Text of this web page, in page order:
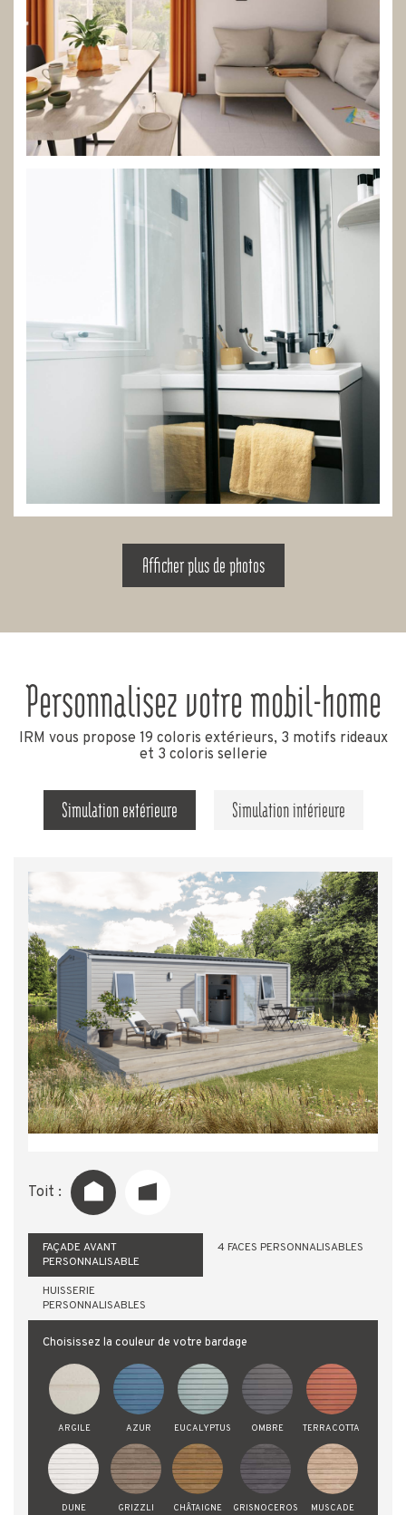
Afficher plus de photos
Personnalisez votre mobil-home
IRM vous propose 19 coloris extérieurs, 3 motifs rideaux
et 3 coloris sellerie
Simulation extérieure Simulation intérieure
Toit :
FAÇADE AVANT
PERSONNALISABLE
4 FACES PERSONNALISABLES
HUISSERIE
PERSONNALISABLES
Choisissez la couleur de votre bardage
ARGILE AZUR EUCALYPTUS OMBRE TERRACOTTA
DUNE GRIZZLI CHÂTAIGNE GRISNOCEROS MUSCADE